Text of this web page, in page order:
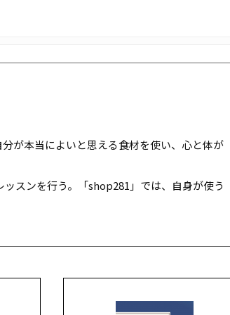
が本当によいと思える食材を使い、心と体が
スンを行う。「shop281」では、自身が使う